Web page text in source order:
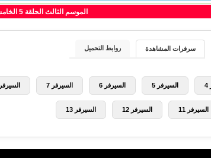
> مسلسل Gotham الموسم الثالث الحلقة 5 الخامسة مترجم
سرفرات المشاهدة روابط التحميل
السيرفر 5 السيرفر 6 السيرفر 7 السيرفر 8
السيرفر 11 السيرفر 12 السيرفر 13